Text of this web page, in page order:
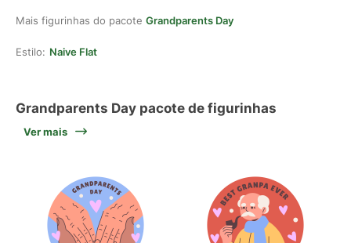
Mais figurinhas do pacote Grandparents Day
Estilo: Naive Flat
Grandparents Day pacote de figurinhas
Ver mais